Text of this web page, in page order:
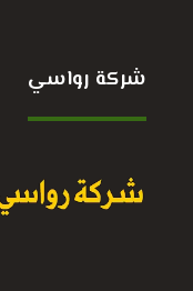
شركة رواسي